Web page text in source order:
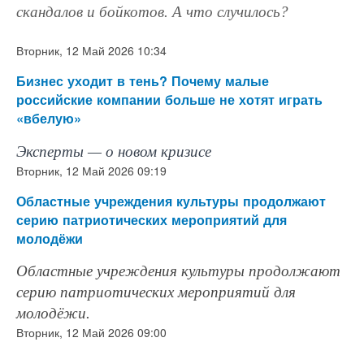
скандалов и бойкотов. А что случилось?
Вторник, 12 Май 2026 10:34
Бизнес уходит в тень? Почему малые
российские компании больше не хотят играть
«вбелую»
Эксперты — о новом кризисе
Вторник, 12 Май 2026 09:19
Областные учреждения культуры продолжают
серию патриотических мероприятий для
молодёжи
Областные учреждения культуры продолжают
серию патриотических мероприятий для
молодёжи.
Вторник, 12 Май 2026 09:00